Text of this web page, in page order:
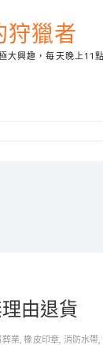
狩獵者
興趣，每天晚上11
由退貨
葬業,橡皮印章, 消防水帶,